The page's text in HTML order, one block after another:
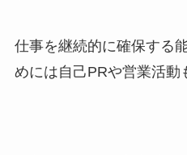
仕事を継続的に確保する
めには自己PRや営業活動